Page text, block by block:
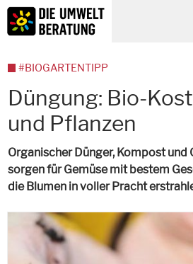
Inhalt
Suche
Düngung: Bio-
und Pflanzen
Organischer Dünger, Kompost und
sorgen für Gemüse mit bestem
die Blumen in voller Pracht
#BIOGARTENTIPP